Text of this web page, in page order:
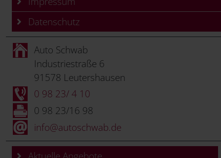
Datenschutz
Auto Schwab
Industriestraße 6
91578 Leutershausen
0 98 23/ 4 10
0 98 23/16 98
info@autoschwab.de